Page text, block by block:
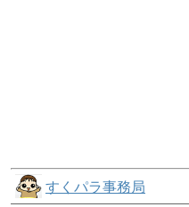
すくパラ事務局